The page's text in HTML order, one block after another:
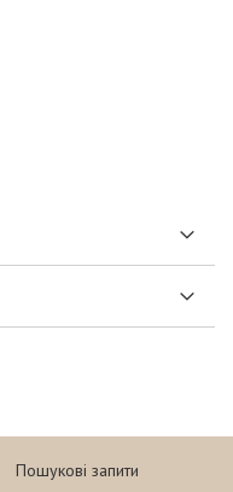
Пошукові запити